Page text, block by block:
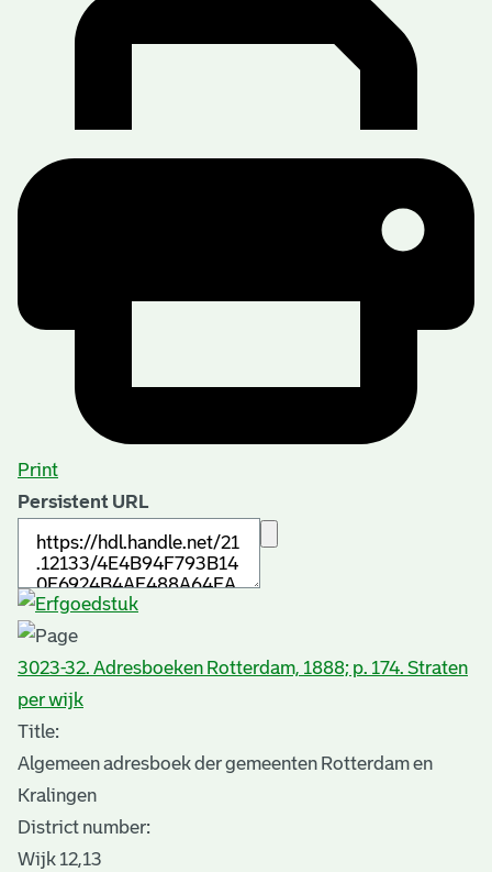
Print
Persistent URL
3023-32. Adresboeken Rotterdam, 1888; p. 174. Straten
per wijk
Title:
Algemeen adresboek der gemeenten Rotterdam en
Kralingen
District number:
Wijk 12,13